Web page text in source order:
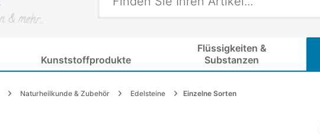
Kunststoffprodukte
Flüssigkeiten &
Substanzen
Naturheilkunde & Zubehör Edelsteine Einzelne Sorten